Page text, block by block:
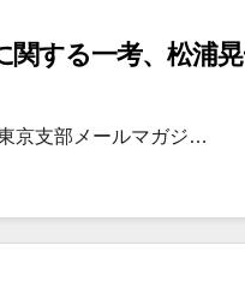
する一考、松浦
京支部メールマガジ…